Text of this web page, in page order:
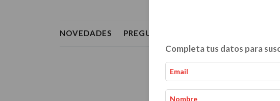
NOVEDADES PREGUNTAS FRECUENTES
Completa tus datos para